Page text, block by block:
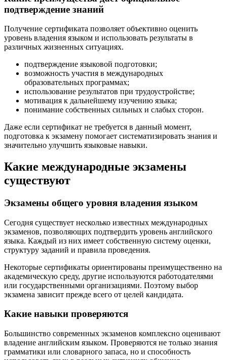
подтверждение знаний
Получение сертификата позволяет объективно оценить
уровень владения языком и использовать результаты в
различных жизненных ситуациях.
подтверждение языковой подготовки;
возможность участия в международных
образовательных программах;
использование результатов при трудоустройстве;
мотивация к дальнейшему изучению языка;
понимание собственных сильных и слабых сторон.
Даже если сертификат не требуется в данный момент,
подготовка к экзамену помогает систематизировать знания и
значительно улучшить языковые навыки.
Какие международные экзамены
существуют
Экзамены общего уровня владения языком
Сегодня существует несколько известных международных
экзаменов, позволяющих подтвердить уровень английского
языка. Каждый из них имеет собственную систему оценки,
структуру заданий и правила проведения.
Некоторые сертификаты ориентированы преимущественно на
академическую среду, другие используются работодателями
или государственными организациями. Поэтому выбор
экзамена зависит прежде всего от целей кандидата.
Какие навыки проверяются
Большинство современных экзаменов комплексно оценивают
владение английским языком. Проверяются не только знания
грамматики или словарного запаса, но и способность